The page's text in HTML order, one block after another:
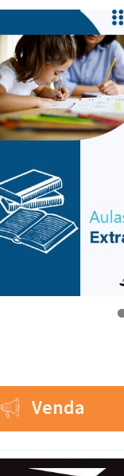
Venda